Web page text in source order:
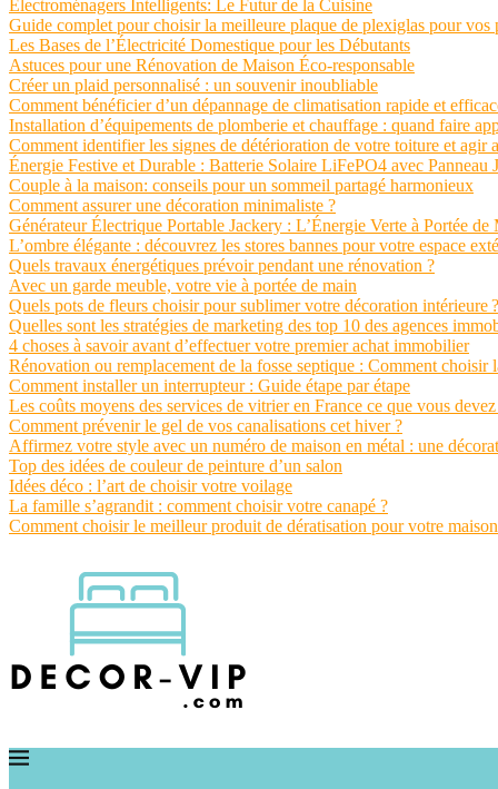
Électroménagers Intelligents: Le Futur de la Cuisine
Guide complet pour choisir la meilleure plaque de plexiglas pour vos
Les Bases de l’Électricité Domestique pour les Débutants
Astuces pour une Rénovation de Maison Éco-responsable
Créer un plaid personnalisé : un souvenir inoubliable
Comment bénéficier d’un dépannage de climatisation rapide et
Installation d’équipements de plomberie et chauffage : quand faire
Comment identifier les signes de détérioration de votre toiture et agir
Énergie Festive et Durable : Batterie Solaire LiFePO4 avec Panneau
Couple à la maison: conseils pour un sommeil partagé harmonieux
Comment assurer une décoration minimaliste ?
Générateur Électrique Portable Jackery : L’Énergie Verte à Portée de
L’ombre élégante : découvrez les stores bannes pour votre espace
Quels travaux énergétiques prévoir pendant une rénovation ?
Avec un garde meuble, votre vie à portée de main
Quels pots de fleurs choisir pour sublimer votre décoration intérieure ?
Quelles sont les stratégies de marketing des top 10 des agences
4 choses à savoir avant d’effectuer votre premier achat immobilier
Rénovation ou remplacement de la fosse septique : Comment choisir
Comment installer un interrupteur : Guide étape par étape
Les coûts moyens des services de vitrier en France ce que vous
Comment prévenir le gel de vos canalisations cet hiver ?
Affirmez votre style avec un numéro de maison en métal : une
Top des idées de couleur de peinture d’un salon
Idées déco : l’art de choisir votre voilage
La famille s’agrandit : comment choisir votre canapé ?
Comment choisir le meilleur produit de dératisation pour votre